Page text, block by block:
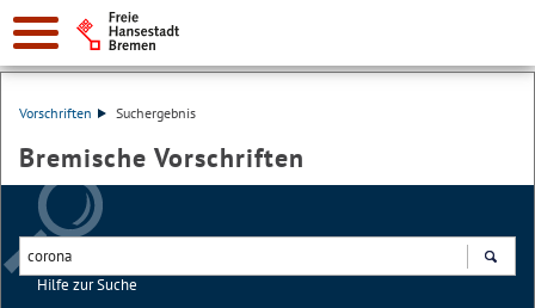
Vorschriften Suchergebnis
Bremische Vorschriften
Hilfe zur Suche